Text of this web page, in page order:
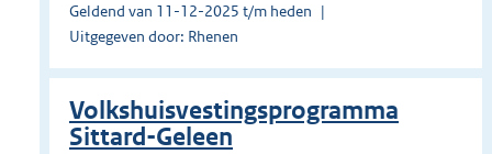
Geldend van 11-12-2025 t/m heden
Uitgegeven door: Rhenen
Volkshuisvestingsprogramma
Sittard-Geleen